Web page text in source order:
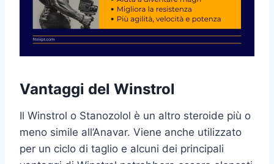
Vantaggi del Winstrol
Il Winstrol o Stanozolol è un altro steroide più o
meno simile all’Anavar. Viene anche utilizzato
per un ciclo di taglio e alcuni dei principali